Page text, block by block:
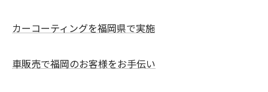
カーコーティングを福岡県で実施
車販売で福岡のお客様をお手伝い